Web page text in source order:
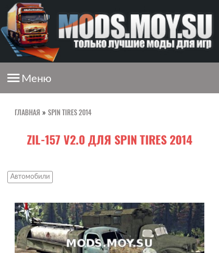
Меню
ГЛАВНАЯ » SPIN TIRES 2014
ZIL-157 V2.0 ДЛЯ SPIN TIRES 2014
Автомобили